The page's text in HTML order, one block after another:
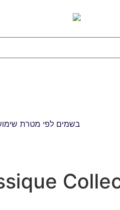
בשמים לפי מטרת